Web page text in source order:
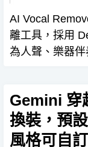
AI Vocal Remover 是一個基於 AI 技術的線上
離工具，採用
為人聲、樂器
Gemini 穿
換裝，預
風格可自